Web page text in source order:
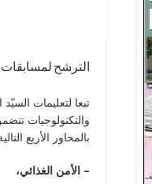
الترشح لمسابقات
تبعا لتعليمات
والتكنولوجيات
بالمحاور الأربع
– الأمن الغذائي،